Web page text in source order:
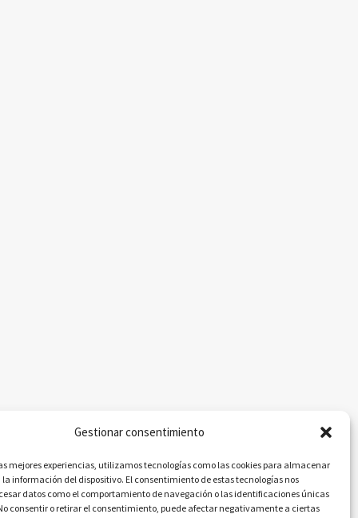
Gestionar consentimiento
mejores experiencias, utilizamos tecnologías como las cookies para almacenar
información del dispositivo. El consentimiento de estas tecnologías nos
datos como el comportamiento de navegación o las identificaciones únicas
consentir o retirar el consentimiento, puede afectar negativamente a ciertas